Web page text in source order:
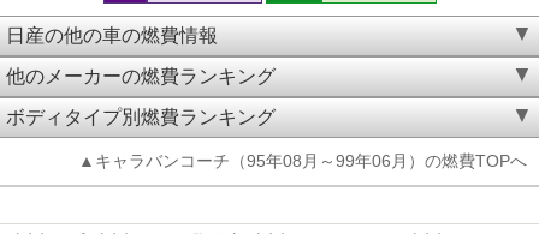
日産の他の車の燃費情報
他のメーカーの燃費ランキング
ボディタイプ別燃費ランキング
▲キャラバンコーチ（95年08月～99年06月）の燃費TOPへ